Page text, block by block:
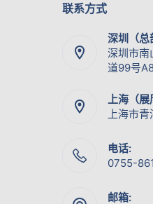
联系方式
深圳（总
深圳市南
道99号
上海（展
上海市
电话:
0755-
邮箱: